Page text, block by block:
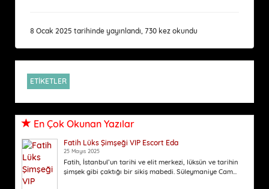
8 Ocak 2025 tarihinde yayınlandı, 730 kez okundu
ETİKETLER
En Çok Okunan Yazılar
Fatih Lüks Şimşeği VIP Escort Eda
25 Mayıs 2025
Fatih, İstanbul’un tarihi ve elit merkezi, lüksün ve tarihin
şimşek gibi çaktığı bir sikiş mabedi. Süleymaniye Cam...